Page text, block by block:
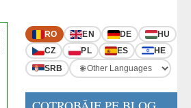
RO EN DE
HU
CZ
PL ES
HE
SRB